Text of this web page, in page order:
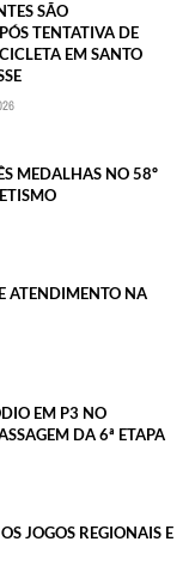
SÃO
TENTATIVA DE
EM SANTO
MEDALHAS NO 58º
ATENDIMENTO NA
EM P3 NO
DA 6ª ETAPA
JOGOS REGIONAIS E